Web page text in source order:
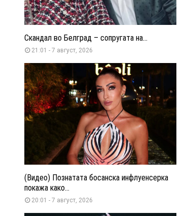
Скандал во Белград – сопругата на...
21:01 - 7 август, 2026
(Видео) Познатата босанска инфлуенсерка
покажа како...
20:01 - 7 август, 2026